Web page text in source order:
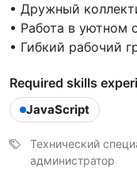
• Дружный
• Работа в уютном
• Гибкий рабочий
Required skills
JavaScript
Технический
администратор